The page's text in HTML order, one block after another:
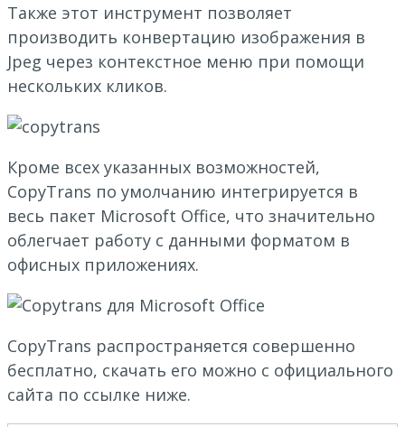
Также этот инструмент позволяет
производить конвертацию изображения в
Jpeg через контекстное меню при помощи
нескольких кликов.
Кроме всех указанных возможностей,
CopyTrans по умолчанию интегрируется в
весь пакет Microsoft Office, что значительно
облегчает работу с данными форматом в
офисных приложениях.
CopyTrans распространяется совершенно
бесплатно, скачать его можно с официального
сайта по ссылке ниже.